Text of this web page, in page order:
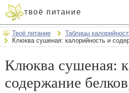
твоё питание
Твоё питание Таблицы
Клюква сушеная: калорийность и
Клюква сушеная:
содержание